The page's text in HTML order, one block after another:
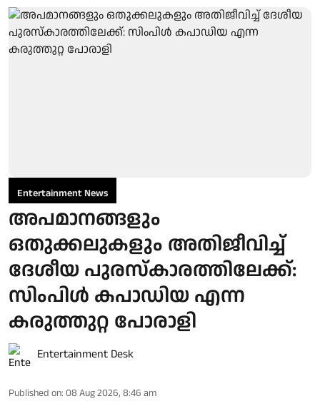
Entertainment News
അപമാനങ്ങളും
ഒതുക്കലുകളും അതിജീവിച്ച്
ദേശീയ പുരസ്‌കാരത്തിലേക്ക്:
സിംപിള്‍ കപാഡിയ എന്ന
കരുത്തുറ്റ പോരാളി
Entertainment Desk
Published on: 08 Aug 2026, 8:46 am